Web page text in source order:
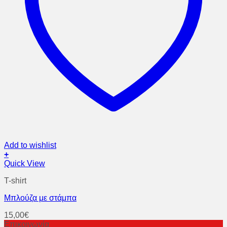
Add to wishlist
+
Αυτό
προϊόν
πολλαπλές
Οι
Quick View
T-shirt
Μπλούζα με στάμπα
15,00€
Επικοινωνία